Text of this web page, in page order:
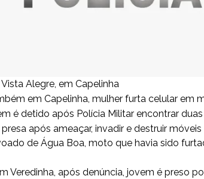
Alegre, em Capelinha
em Capelinha, mulher furta celular em
é detido após Polícia Militar encontrar
após ameaçar, invadir e destruir
de Água Boa, moto que havia sido
Veredinha, após denúncia, jovem é preso